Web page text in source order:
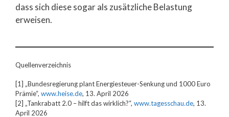
dass sich diese sogar als zusätzliche Belastung
erweisen.
Quellenverzeichnis
[1] „Bundesregierung plant Energiesteuer-Senkung und 1000 Euro
Prämie“, www.heise.de, 13. April 2026
[2] „Tankrabatt 2.0 – hilft das wirklich?“, www.tagesschau.de, 13.
April 2026